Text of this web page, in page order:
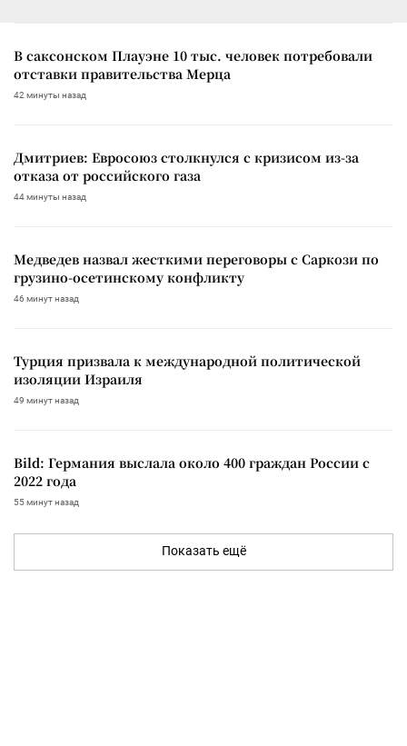
В саксонском Плауэне 10 тыс. человек потребовали
отставки правительства Мерца
42 минуты назад
Дмитриев: Евросоюз столкнулся с кризисом из-за
отказа от российского газа
44 минуты назад
Медведев назвал жесткими переговоры с Саркози по
грузино-осетинскому конфликту
46 минут назад
Турция призвала к международной политической
изоляции Израиля
49 минут назад
Bild: Германия выслала около 400 граждан России с
2022 года
55 минут назад
Показать ещё